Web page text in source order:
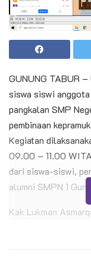
GUNUNG TABUR
siswa siswi anggota
pangkalan SMP
pembinaan
Kegiatan
09.00 – 11.00
dari siswa-siswi,
alumni SMPN 1
Kak Lukman